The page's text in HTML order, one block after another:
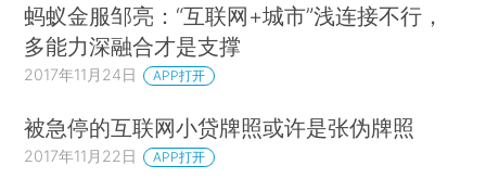
蚂蚁金服邹亮：“互联网+城市”浅连接不行，
多能力深融合才是支撑
2017年11月24日 APP打开
被急停的互联网小贷牌照或许是张伪牌照
2017年11月22日 APP打开